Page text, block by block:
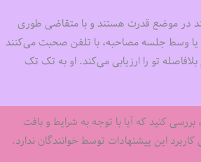
در موضع قدرت هستند و با متقاضی طوری
یا وسط جلسه مصاحبه، با تلفن صحبت می‌کنند
تو را ارزیابی می‌کند. او به تک تک
کنید که آیا با توجه به شرایط و بافت
این پیشنهادات توسط خوانندگان ندارد.